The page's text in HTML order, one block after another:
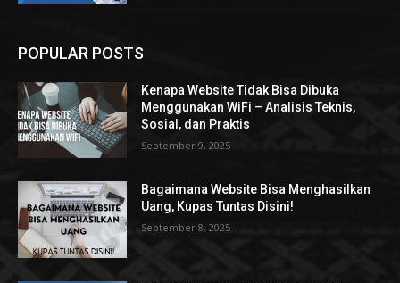
POPULAR POSTS
Kenapa Website Tidak Bisa Dibuka
Menggunakan WiFi – Analisis Teknis,
Sosial, dan Praktis
September 9, 2025
Bagaimana Website Bisa Menghasilkan
Uang, Kupas Tuntas Disini!
September 8, 2025